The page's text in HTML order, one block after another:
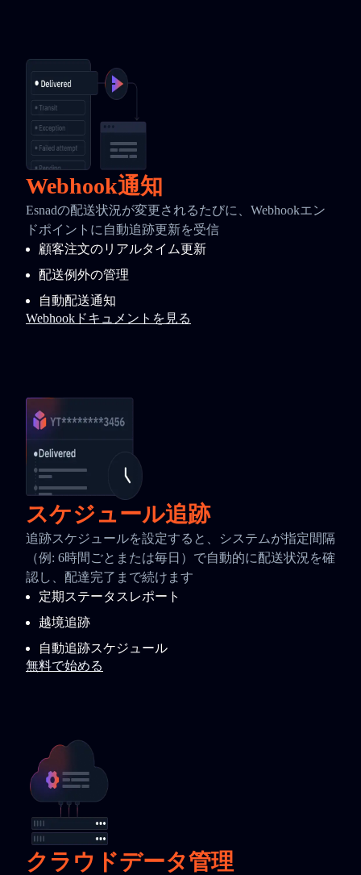
Webhook通知
Esnadの配送状況が変更されるたびに、Webhookエン
ドポイントに自動追跡更新を受信
顧客注文のリアルタイム更新
配送例外の管理
自動配送通知
Webhookドキュメントを見る
スケジュール追跡
追跡スケジュールを設定すると、システムが指定間隔
（例: 6時間ごとまたは毎日）で自動的に配送状況を確
認し、配達完了まで続けます
定期ステータスレポート
越境追跡
自動追跡スケジュール
無料で始める
クラウドデータ管理